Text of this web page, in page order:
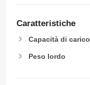
Caratteristiche
Capacità di carico
Peso lordo